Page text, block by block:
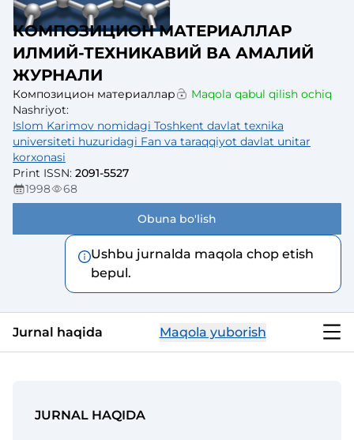
КОМПОЗИЦИОН МАТЕРИАЛЛАР
ИЛМИЙ-ТЕХНИКАВИЙ ВА АМАЛИЙ
ЖУРНАЛИ
Композицион материаллар
Maqola qabul qilish ochiq
Nashriyot:
Islom Karimov nomidagi Toshkent davlat texnika
universiteti huzuridagi Fan va taraqqiyot davlat unitar
korxonasi
Print ISSN: 2091-5527
1998
68
Obuna bo'lish
Ushbu jurnalda maqola chop etish
bepul.
Jurnal haqida Maqola yuborish
JURNAL HAQIDA